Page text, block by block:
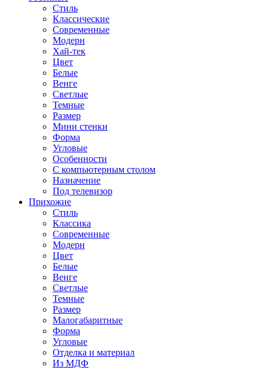
Стиль
Классические
Современные
Модерн
Хай-тек
Цвет
Белые
Венге
Светлые
Темные
Размер
Мини стенки
Форма
Угловые
Особенности
С компьютерным столом
Назначение
Под телевизор
Прихожие
Стиль
Классика
Современные
Модерн
Цвет
Белые
Венге
Светлые
Темные
Размер
Малогабаритные
Форма
Угловые
Отделка и материал
Из МДФ